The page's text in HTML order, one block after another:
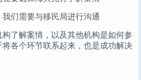
们需要与移民局进行沟通
了解案情，以及其他机构是如何参
各个环节联系起来，也是成功解决